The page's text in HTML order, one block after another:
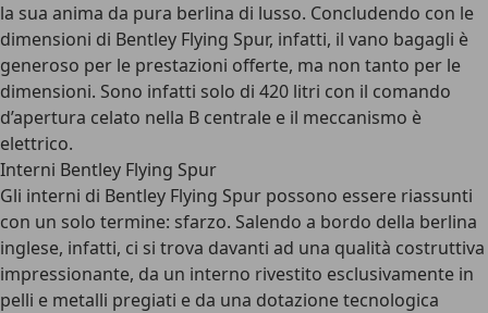
la sua anima da pura berlina di lusso. Concludendo con le
dimensioni di Bentley Flying Spur, infatti, il vano bagagli è
generoso per le prestazioni offerte, ma non tanto per le
dimensioni. Sono infatti solo di 420 litri con il comando
d’apertura celato nella B centrale e il meccanismo è
elettrico.
Interni Bentley Flying Spur
Gli interni di Bentley Flying Spur possono essere riassunti
con un solo termine: sfarzo. Salendo a bordo della berlina
inglese, infatti, ci si trova davanti ad una qualità costruttiva
impressionante, da un interno rivestito esclusivamente in
pelli e metalli pregiati e da una dotazione tecnologica